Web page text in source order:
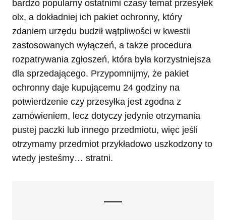
bardzo popularny ostatnimi czasy temat przesyłek
olx, a dokładniej ich pakiet ochronny, który
zdaniem urzędu budził wątpliwości w kwestii
zastosowanych wyłączeń, a także procedura
rozpatrywania zgłoszeń, która była korzystniejsza
dla sprzedającego. Przypomnijmy, że pakiet
ochronny daje kupującemu 24 godziny na
potwierdzenie czy przesyłka jest zgodna z
zamówieniem, lecz dotyczy jedynie otrzymania
pustej paczki lub innego przedmiotu, więc jeśli
otrzymamy przedmiot przykładowo uszkodzony to
wtedy jesteśmy… stratni.